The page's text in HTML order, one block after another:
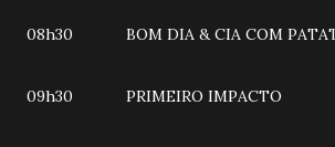
08h30 BOM DIA & CIA COM
09h30 PRIMEIRO